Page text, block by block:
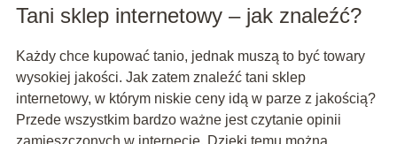
Tani sklep internetowy – jak znaleźć?
Każdy chce kupować tanio, jednak muszą to być towary
wysokiej jakości. Jak zatem znaleźć tani sklep
internetowy, w którym niskie ceny idą w parze z jakością?
Przede wszystkim bardzo ważne jest czytanie opinii
zamieszczonych w internecie. Dzięki temu można